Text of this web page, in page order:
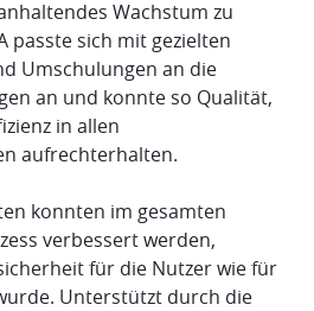
Wachstum zu
passte sich mit gezielten
Umschulungen an die
an und konnte so Qualität,
in allen
aufrechterhalten.
konnten im gesamten
verbessert werden,
für die Nutzer wie für
Unterstützt durch die